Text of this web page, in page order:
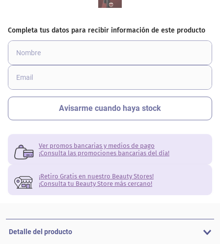
Ver promos bancarias y medios de pago
¡Consulta las promociones bancarias del día!
¡Retiro Gratis en nuestro Beauty Stores!
¡Consulta tu Beauty Store más cercano!
Detalle del producto